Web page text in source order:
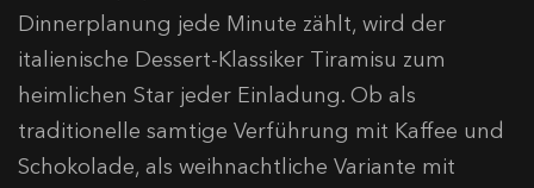
Dinnerplanung jede Minute zählt, wird der
italienische Dessert-Klassiker Tiramisu zum
heimlichen Star jeder Einladung. Ob als
traditionelle samtige Verführung mit Kaffee und
Schokolade, als weihnachtliche Variante mit